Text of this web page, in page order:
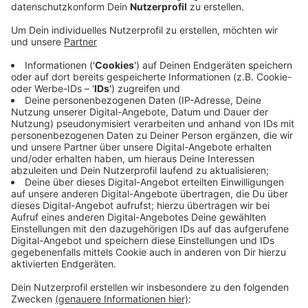
Veröffentlicht:Freitag, 24.09.2021 18:14
Der Übergang im Kreuz Köln-Nord von der A1 aus
Leverkusen kommend ist ab Freitagabend 20 Uhr bis
Samstagnachmittag gesperrt. Auf der A3 gibt es in
der Nacht auf Samstag außerdem einen Engpass
zwischen Kreuz Köln-Ost und Köln-Dellbrück. Nach
über zehn Monaten verschwindet hier auch in
Fahrtrichtung Oberhausen die Dauerbaustelle. Nach
dem tödlichen Unglück mit einer Lärmschutzwand gab
es an der Stelle über Monate einen Engpass und Staus
im Berufsverkehr. Ab Samstagmorgen um 8 Uhr ist die
A3 dann wieder in beide Richtungen komplett frei.
Anzeige